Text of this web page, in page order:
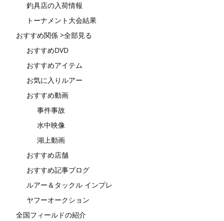
釣具店の入荷情報
トーナメント大会結果
おすすめ関係 >全部見る
おすすめDVD
おすすめアイテム
お気に入りルアー
おすすめ動画
事件事故
水中映像
湖上動画
おすすめ店舗
おすすめ記事ブログ
ルアー＆タックル インプレ
ヤフーオークション
全国フィールドの紹介